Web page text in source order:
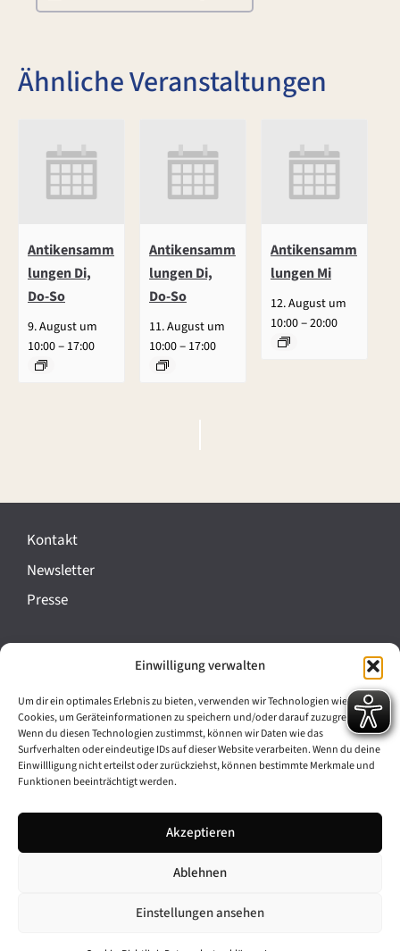
Einwilligung verwalten
Um dir ein optimales Erlebnis zu bieten, verwenden wir Technologien wie
Cookies, um Geräteinformationen zu speichern und/oder darauf zuzugreifen.
Wenn du diesen Technologien zustimmst, können wir Daten wie das
Surfverhalten oder eindeutige IDs auf dieser Website verarbeiten. Wenn du deine
Einwillligung nicht erteilst oder zurückziehst, können bestimmte Merkmale und
Funktionen beeinträchtigt werden.
Akzeptieren
Ablehnen
Einstellungen ansehen
Ähnliche Veranstaltungen
Antikensamm
lungen Di,
Do-So
9. August um
10:00– 17:00
Antikensamm
lungen Di,
Do-So
11. August um
10:00– 17:00
Antikensamm
lungen Mi
12. August um
10:00–20:00
e
a
n
t
l
t
u
g
-
Kontakt
Newsletter
Presse
Cookie-Richtlinie (EU)
Barrierefreiheit